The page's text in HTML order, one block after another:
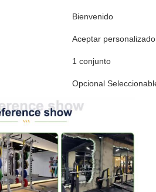
Bienvenido
Aceptar personalizado
1 conjunto
Opcional